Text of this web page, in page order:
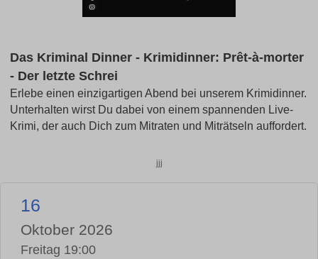
Das Kriminal Dinner - Krimidinner: Prêt-à-morter
- Der letzte Schrei
Erlebe einen einzigartigen Abend bei unserem Krimidinner.
Unterhalten wirst Du dabei von einem spannenden Live-
Krimi, der auch Dich zum Mitraten und Miträtseln auffordert.
jjj
16
Oktober 2026
Freitag 19:00